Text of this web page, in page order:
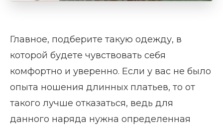
Главное, подберите такую одежду, в
которой будете чувствовать себя
комфортно и уверенно. Если у вас не было
опыта ношения длинных платьев, то от
такого лучше отказаться, ведь для
данного наряда нужна определенная